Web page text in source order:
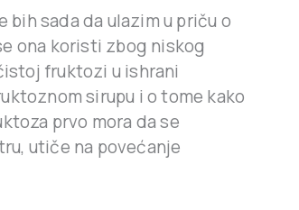
bih sada da ulazim u priču o
ona koristi zbog niskog
fruktozi u ishrani
sirupu i o tome kako
prvo mora da se
utiče na povećanje